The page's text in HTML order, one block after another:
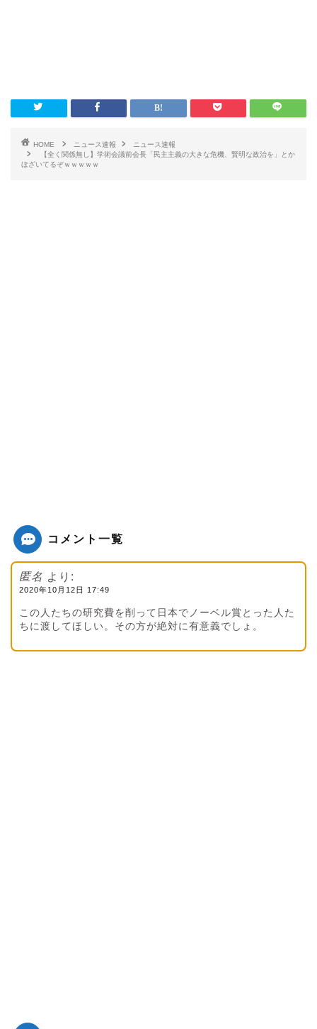
HOME ニュース速報
ニュース速報
【全く関係無し】学術会議前会長「民主主義の大きな危機、賢明な政治を」とか
ほざいてるぞｗｗｗｗｗ
コメント一覧
匿名 より:
2020年10月12日 17:49
この人たちの研究費を削って日本でノーベル賞とった人た
ちに渡してほしい。その方が絶対に有意義でしょ。